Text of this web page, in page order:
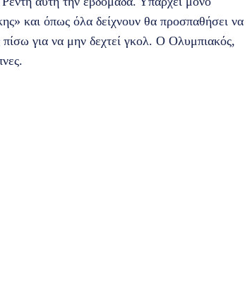
και όπως όλα δείχνουν θα προσπαθήσει να
πίσω για να μην δεχτεί γκολ. Ο Ολυμπιακός,